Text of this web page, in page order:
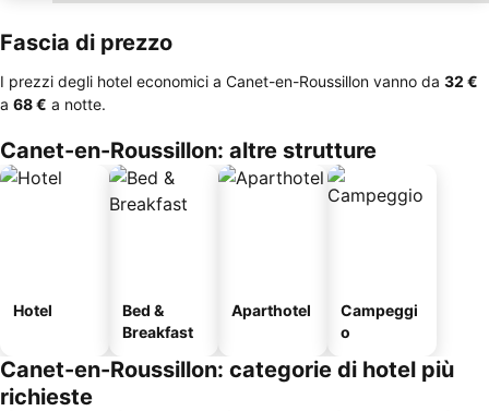
Fascia di prezzo
I prezzi degli hotel economici a Canet-en-Roussillon vanno da ‎32 €
a ‎68 € a notte.
Canet-en-Roussillon: altre strutture
Hotel
Bed &
Breakfast
Aparthotel
Campeggi
o
Canet-en-Roussillon: categorie di hotel più
richieste